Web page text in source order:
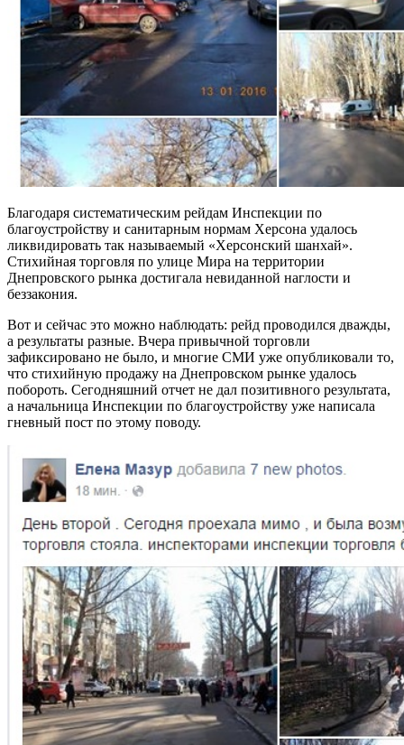
Благодаря систематическим рейдам Инспекции по
благоустройству и санитарным нормам Херсона удалось
ликвидировать так называемый «Херсонский шанхай».
Стихийная торговля по улице Мира на территории
Днепровского рынка достигала невиданной наглости и
беззакония.
Вот и сейчас это можно наблюдать: рейд проводился дважды,
а результаты разные. Вчера привычной торговли
зафиксировано не было, и многие СМИ уже опубликовали то,
что стихийную продажу на Днепровском рынке удалось
побороть. Сегодняшний отчет не дал позитивного результата,
а начальница Инспекции по благоустройству уже написала
гневный пост по этому поводу.